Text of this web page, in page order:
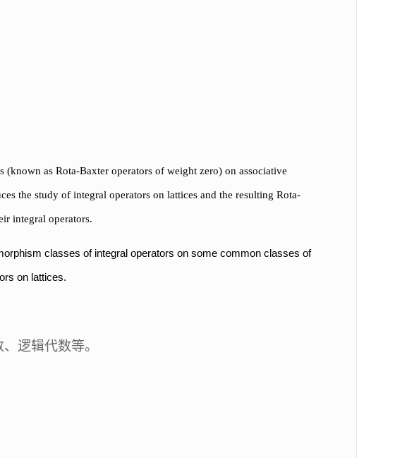
(known as Rota-Baxter operators of weight zero) on associative
s the study of integral operators on lattices and the resulting Rota-
integral operators.
classes of integral operators on some common classes of
on lattices.
、逻辑代数等。